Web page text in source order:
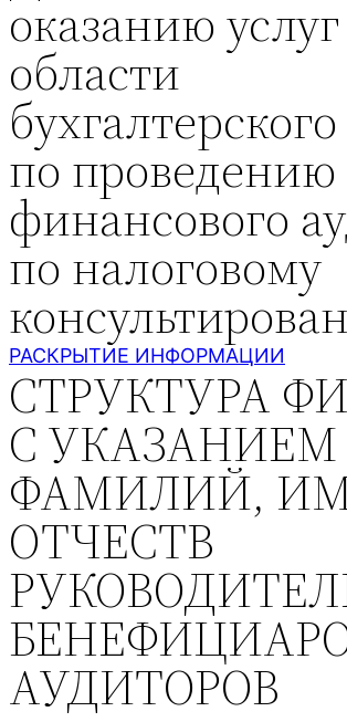
оказанию
области
по проведению
финансового
по налоговому
РАСКРЫТИЕ ИНФОРМАЦИИ
СТРУКТУРА
С УКАЗАНИЕМ
ФАМИЛИЙ,
ОТЧЕСТВ
АУДИТОРОВ